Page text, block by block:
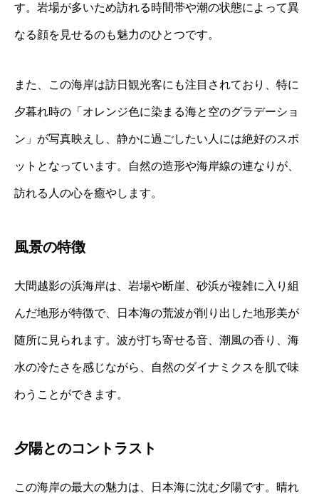
す。岩場が多いため訪れる時間帯や潮の状態によって異
なる顔を見せるのも魅力のひとつです。
また、この海岸は訪日観光客にも注目されており、特に
夕暮れ時の「オレンジ色に染まる海と空のグラデーショ
ン」が写真映えし、静かに過ごしたい人には絶好のスポ
ットとなっています。自然の造形や海岸線の連なりが、
訪れる人の心を癒やします。
風景の特徴
大間越影の浜海岸は、岩場や断崖、砂浜が複雑に入り組
んだ地形が特徴で、日本海の荒波が削り出した地形美が
随所に見られます。波が打ち寄せる音、潮風の香り、海
水の冷たさを感じながら、自然のダイナミクスを肌で味
わうことができます。
夕陽とのコントラスト
この海岸の最大の魅力は、日本海に沈む夕陽です。晴れ